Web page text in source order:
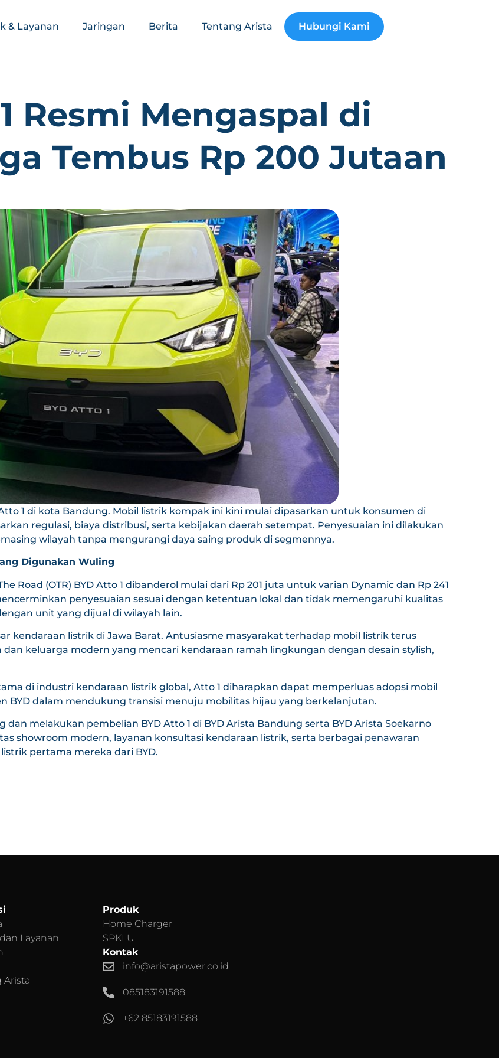
& Layanan Jaringan Berita Tentang Arista Hubungi Kami
Resmi Mengaspal di
Tembus Rp 200 Jutaan
1 di kota Bandung. Mobil listrik kompak ini kini mulai dipasarkan untuk konsumen di
regulasi, biaya distribusi, serta kebijakan daerah setempat. Penyesuaian ini dilakukan
wilayah tanpa mengurangi daya saing produk di segmennya.
Digunakan Wuling
Road (OTR) BYD Atto 1 dibanderol mulai dari Rp 201 juta untuk varian Dynamic dan Rp 241
penyesuaian sesuai dengan ketentuan lokal dan tidak memengaruhi kualitas
unit yang dijual di wilayah lain.
kendaraan listrik di Jawa Barat. Antusiasme masyarakat terhadap mobil listrik terus
keluarga modern yang mencari kendaraan ramah lingkungan dengan desain stylish,
di industri kendaraan listrik global, Atto 1 diharapkan dapat memperluas adopsi mobil
BYD dalam mendukung transisi menuju mobilitas hijau yang berkelanjutan.
melakukan pembelian BYD Atto 1 di BYD Arista Bandung serta BYD Arista Soekarno
showroom modern, layanan konsultasi kendaraan listrik, serta berbagai penawaran
pertama mereka dari BYD.
Layanan
Arista
Produk
Home Charger
SPKLU
Kontak
info@aristapower.co.id
085183191588
+62 85183191588